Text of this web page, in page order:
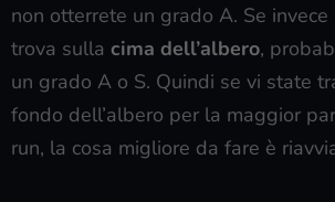
non otterrete un grado A. Se invece
trova sulla cima dell’albero,
un grado A o S. Quindi se vi state
fondo dell’albero per la maggior
run, la cosa migliore da fare è